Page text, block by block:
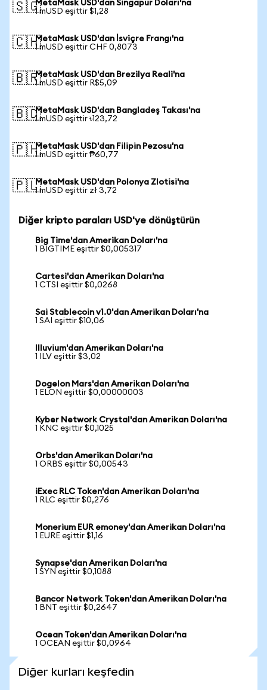
🇸🇬MetaMask USD'dan Singapur Doları'na
1 mUSD eşittir $1,28
🇨🇭MetaMask USD'dan İsviçre Frangı'na
1 mUSD eşittir CHF 0,8073
🇧🇷MetaMask USD'dan Brezilya Reali'na
1 mUSD eşittir R$5,09
🇧🇩MetaMask USD'dan Bangladeş Takası'na
1 mUSD eşittir ৳123,72
🇵🇭MetaMask USD'dan Filipin Pezosu'na
1 mUSD eşittir ₱60,77
🇵🇱MetaMask USD'dan Polonya Zlotisi'na
1 mUSD eşittir zł 3,72
Diğer kripto paraları USD'ye dönüştürün
Big Time'dan Amerikan Doları'na
1 BIGTIME eşittir $0,005317
Cartesi'dan Amerikan Doları'na
1 CTSI eşittir $0,0268
Sai Stablecoin v1.0'dan Amerikan Doları'na
1 SAI eşittir $10,06
Illuvium'dan Amerikan Doları'na
1 ILV eşittir $3,02
Dogelon Mars'dan Amerikan Doları'na
1 ELON eşittir $0,00000003
Kyber Network Crystal'dan Amerikan Doları'na
1 KNC eşittir $0,1025
Orbs'dan Amerikan Doları'na
1 ORBS eşittir $0,00543
iExec RLC Token'dan Amerikan Doları'na
1 RLC eşittir $0,276
Monerium EUR emoney'dan Amerikan Doları'na
1 EURE eşittir $1,16
Synapse'dan Amerikan Doları'na
1 SYN eşittir $0,1088
Bancor Network Token'dan Amerikan Doları'na
1 BNT eşittir $0,2647
Ocean Token'dan Amerikan Doları'na
1 OCEAN eşittir $0,0964
Diğer kurları keşfedin